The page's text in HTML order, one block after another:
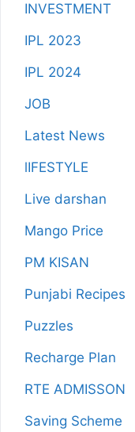
INVESTMENT
IPL 2023
IPL 2024
JOB
Latest News
lIFESTYLE
Live darshan
Mango Price
PM KISAN
Punjabi Recipes
Puzzles
Recharge Plan
RTE ADMISSON
Saving Scheme